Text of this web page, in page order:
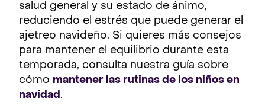
salud general y su estado de ánimo,
reduciendo el estrés que puede generar el
ajetreo navideño. Si quieres más consejos
para mantener el equilibrio durante esta
temporada, consulta nuestra guía sobre
cómo mantener las rutinas de los niños en
navidad .